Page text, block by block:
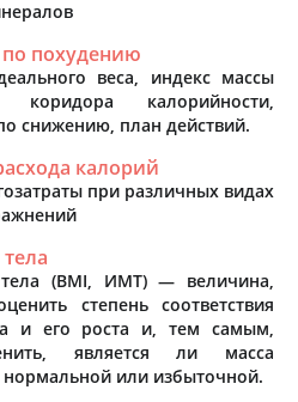
похудению
веса, индекс массы
коридора калорийности,
снижению, план действий.
калорий
при различных видах
(BMI, ИМТ) — величина,
степень соответствия
и его роста и, тем самым,
является ли масса
нормальной или избыточной.